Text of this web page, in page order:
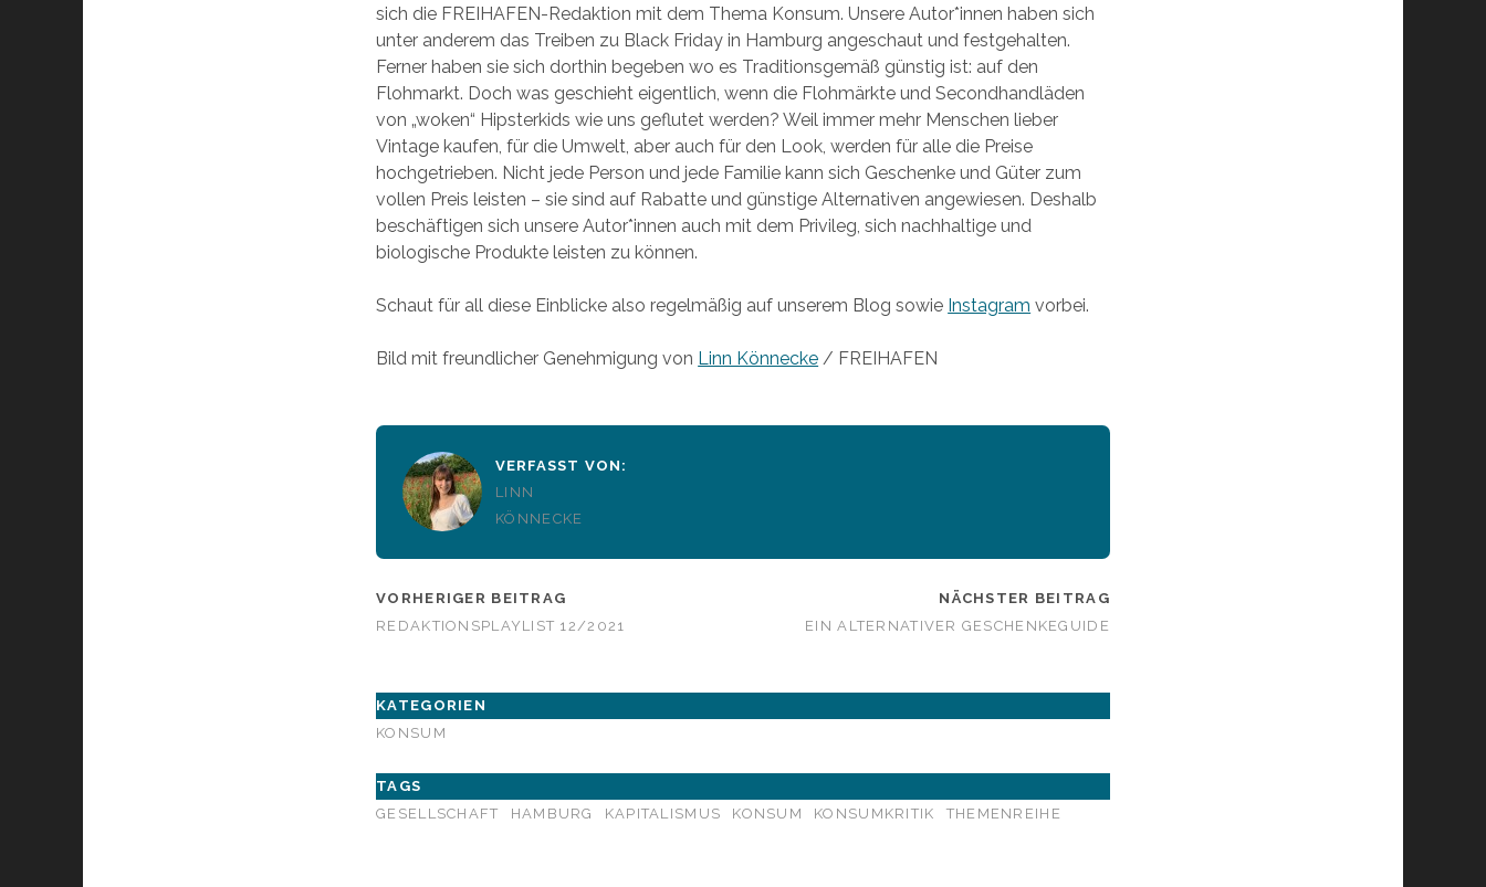
sich die FREIHAFEN-Redaktion mit dem Thema Konsum. Unsere Autor*innen haben sich
unter anderem das Treiben zu Black Friday in Hamburg angeschaut und festgehalten.
Ferner haben sie sich dorthin begeben wo es Traditionsgemäß günstig ist: auf den
Flohmarkt. Doch was geschieht eigentlich, wenn die Flohmärkte und Secondhandläden
von „woken“ Hipsterkids wie uns geflutet werden? Weil immer mehr Menschen lieber
Vintage kaufen, für die Umwelt, aber auch für den Look, werden für alle die Preise
hochgetrieben. Nicht jede Person und jede Familie kann sich Geschenke und Güter zum
vollen Preis leisten – sie sind auf Rabatte und günstige Alternativen angewiesen. Deshalb
beschäftigen sich unsere Autor*innen auch mit dem Privileg, sich nachhaltige und
biologische Produkte leisten zu können.
Schaut für all diese Einblicke also regelmäßig auf unserem Blog sowie Instagram vorbei.
Bild mit freundlicher Genehmigung von Linn Könnecke / FREIHAFEN
VERFASST VON:
LINN
KÖNNECKE
VORHERIGER BEITRAG
REDAKTIONSPLAYLIST 12/2021
NÄCHSTER BEITRAG
EIN ALTERNATIVER GESCHENKEGUIDE
KATEGORIEN
KONSUM
TAGS
GESELLSCHAFT
HAMBURG KAPITALISMUS KONSUM KONSUMKRITIK THEMENREIHE